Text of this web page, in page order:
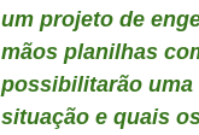
um projeto de
mãos planilhas
possibilitarão
situação e quais